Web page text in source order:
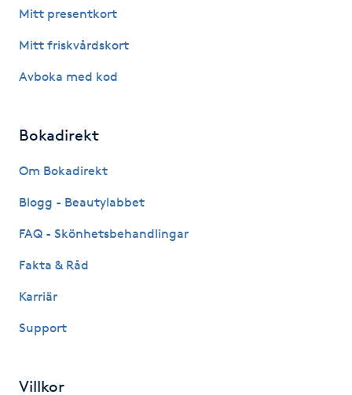
Hypnos
Hårborttagning
Hårförlängning
Hälsa
Hälsprickor
Idrottsmassage
IPL
Mitt presentkort
Mitt friskvårdskort
Avboka med kod
Bokadirekt
Om Bokadirekt
Blogg - Beautylabbet
FAQ - Skönhetsbehandlingar
Fakta & Råd
Karriär
Support
Villkor